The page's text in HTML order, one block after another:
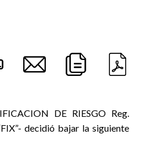
DE RIESGO Reg.
decidió bajar la siguiente